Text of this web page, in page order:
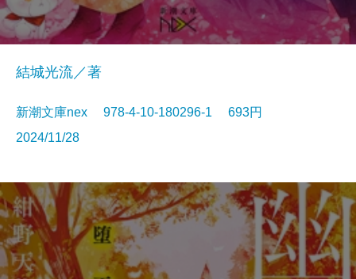
結城光流／著
新潮文庫nex 978-4-10-180296-1 693円
2024/11/28